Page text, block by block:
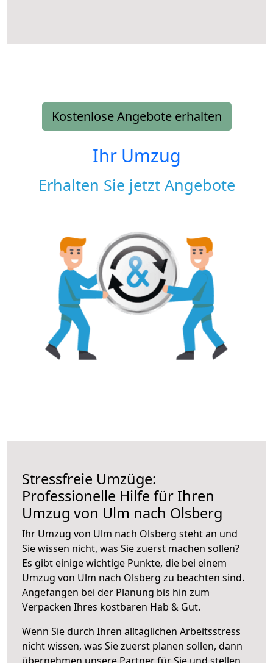
Kostenlose Angebote erhalten
Ihr Umzug
Erhalten Sie jetzt Angebote
Stressfreie Umzüge:
Professionelle Hilfe für Ihren
Umzug von Ulm nach Olsberg
Ihr Umzug von Ulm nach Olsberg steht an und
Sie wissen nicht, was Sie zuerst machen sollen?
Es gibt einige wichtige Punkte, die bei einem
Umzug von Ulm nach Olsberg zu beachten sind.
Angefangen bei der Planung bis hin zum
Verpacken Ihres kostbaren Hab & Gut.
Wenn Sie durch Ihren alltäglichen Arbeitsstress
nicht wissen, was Sie zuerst planen sollen, dann